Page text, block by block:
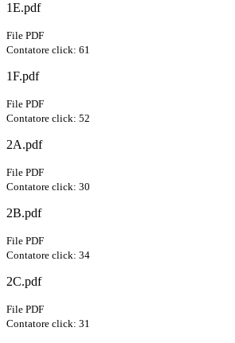
1E.pdf
File PDF
Contatore click: 61
1F.pdf
File PDF
Contatore click: 52
2A.pdf
File PDF
Contatore click: 30
2B.pdf
File PDF
Contatore click: 34
2C.pdf
File PDF
Contatore click: 31